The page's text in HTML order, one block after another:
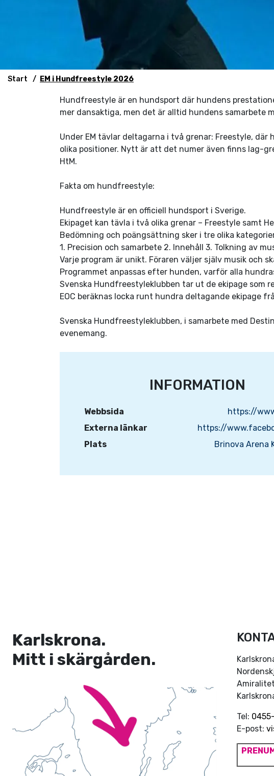
Start EM i Hundfreestyle 2026
Hundfreestyle är en hundsport där hundens
mer dansaktiga, men det är alltid hundens samarbete
Under EM tävlar deltagarna i två grenar: Freestyle,
olika positioner. Nytt är att det numer även finns lag-
HtM.
Fakta om hundfreestyle:
Hundfreestyle är en officiell hundsport i Sverige.
Ekipaget kan tävla i två olika grenar – Freestyle samt
Bedömning och poängsättning sker i tre olika
1. Precision och samarbete 2. Innehåll 3. Tolkning av
Varje program är unikt. Föraren väljer själv musik och
Programmet anpassas efter hunden, varför alla
Svenska Hundfreestyleklubben tar ut de ekipage som
EOC beräknas locka runt hundra deltagande ekipage
Svenska Hundfreestyleklubben, i samarbete med
evenemang.
INFORMATION
Webbsida
https://
Externa länkar
Plats
Brinova Arena
Karlskrona.
Mitt i skärgården.
Tel:
E-post: